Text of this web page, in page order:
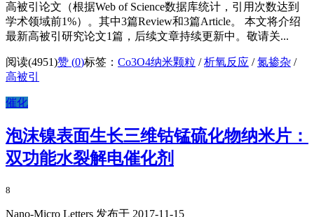
高被引论文（根据Web of Science数据库统计，引用次数达到
学术领域前1%）。其中3篇Review和3篇Article。 本文将介绍
最新高被引研究论文1篇，后续文章持续更新中。敬请关...
阅读(4951)赞 (0)标签： Co3O4纳米颗粒 /析氧反应 /氮掺杂 /
高被引
催化
泡沫镍表面生长三维钴锰硫化物纳米片：
双功能水裂解电催化剂
8
Nano-Micro Letters 发布于 2017-11-15